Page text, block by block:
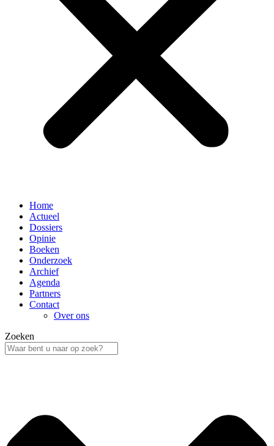
Home
Actueel
Dossiers
Opinie
Boeken
Onderzoek
Archief
Agenda
Partners
Contact
Over ons
Zoeken